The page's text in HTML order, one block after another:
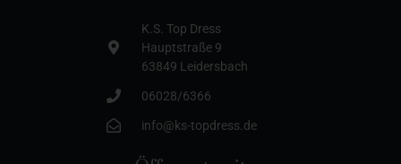
K.S. Top Dress
Hauptstraße 9
63849 Leidersbach
06028/6366
info@ks-topdress.de